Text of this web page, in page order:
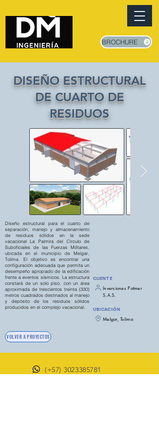
BROCHURE
DISEÑO ESTRUCTURAL
DE CUARTO DE
RESIDUOS
Diseño estructural para el cuarto de
separación, manejo y almacenamiento
de residuos sólidos en la sede
vacacional La Palmira del Círculo de
Suboficiales de las Fuerzas Militares,
ubicada en el municipio de Melgar,
Tolima. El objetivo es encontrar una
configuración adecuada que permita un
desempeño apropiado de la edificación
frente a eventos sísmicos. La estructura
constará de un solo piso, con un área
aproximada de trescientos treinta (330)
metros cuadrados destinados al manejo
y depósito de los residuos sólidos
producidos en el complejo vacacional.
CLIENTE
Inversiones Patmer
S.A.S.
UBICACIÓN
Melgar, Tolima
VOLVER A PROYECTOS
(+57)3023385781